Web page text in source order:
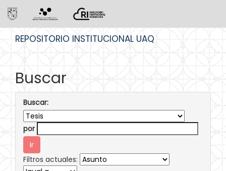
REPOSITORIO INSTITUCIONAL UAQ
Buscar
Buscar:
por
Filtros actuales: